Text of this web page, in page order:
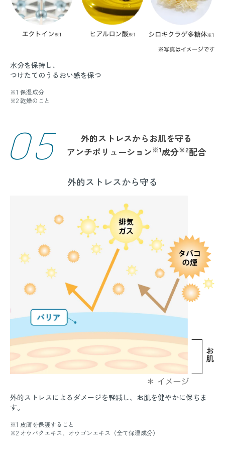
水分を保持し、
つけたてのうるおい感を保つ
※1 保湿成分
※2 乾燥のこと
05
外的ストレスからお肌を守る
アンチポリューション※1成分※2配合
外的ストレスから守る
外的ストレスによるダメージを軽減し、お肌を健やかに保ちま
す。
※1 皮膚を保護すること
※2 オウバクエキス、オウゴンエキス（全て保湿成分）